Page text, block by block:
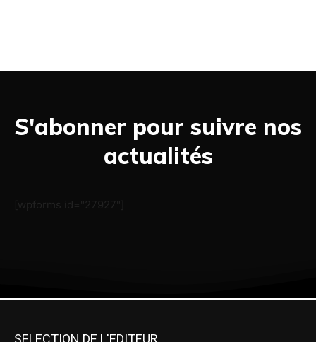
S'abonner pour suivre nos
actualités
[wpforms id="27927"]
SELECTION DE L'EDITEUR